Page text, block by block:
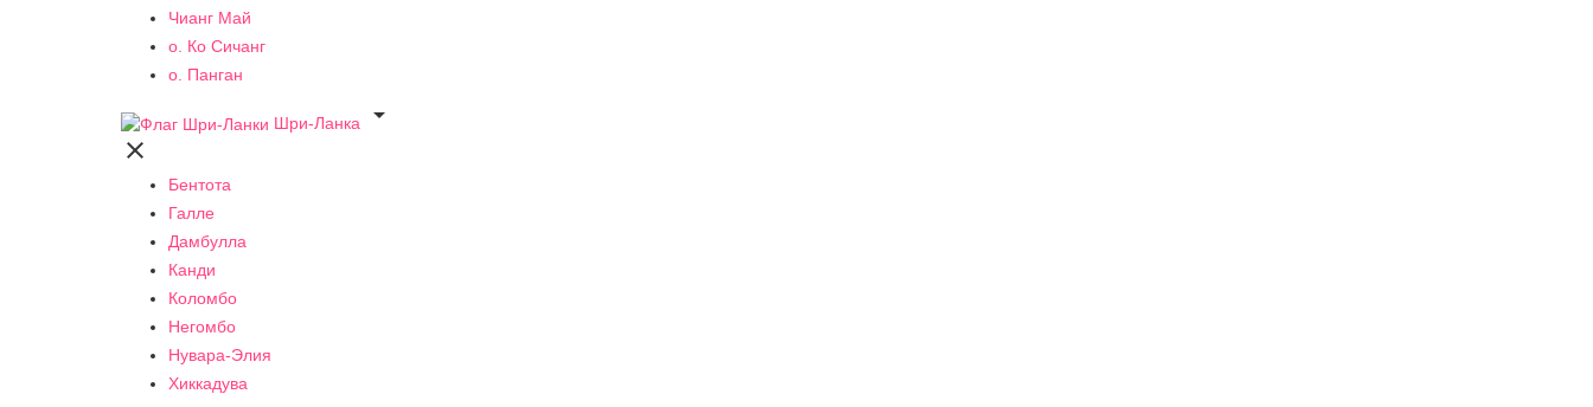
Чианг Май
о. Ко Сичанг
о. Панган
Шри-Ланка


Бентота
Галле
Дамбулла
Канди
Коломбо
Негомбо
Нувара-Элия
Хиккадува